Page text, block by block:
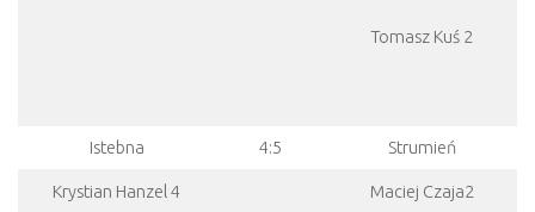
Tomasz Kuś 2
Istebna 4:5 Strumień
Krystian Hanzel 4 Maciej Czaja2